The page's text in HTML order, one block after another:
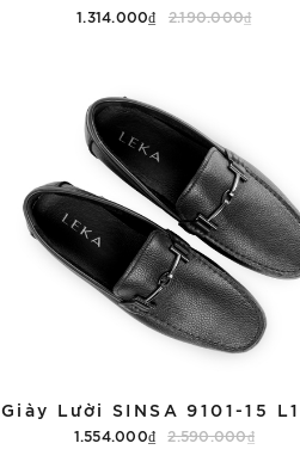
1.314.000₫ 2.190.000₫
1.554.000₫ 2.590.000₫